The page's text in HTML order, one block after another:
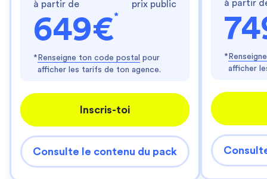
à partir de
649€*
prix public
* Renseigne ton code postal pour
afficher les tarifs de ton agence.
Inscris-toi
Consulte le contenu du pack
à partir
*
afficher